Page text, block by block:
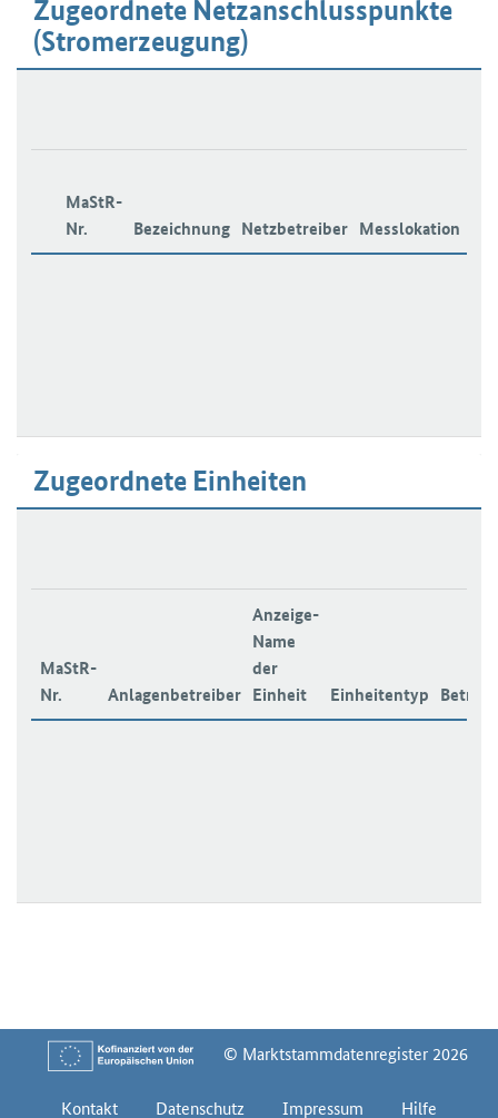
Zugeordnete Netzanschlusspunkte
(Stromerzeugung)
MaStR-
Nr.
Bezeichnung Netzbetreiber Messlokation
Zugeordnete Einheiten
MaStR-
Nr.
Anlagenbetreiber
Anzeige-
Name
der
Einheit
Einheitentyp
© Marktstammdatenregister 2026
Kontakt Datenschutz Impressum Hilfe